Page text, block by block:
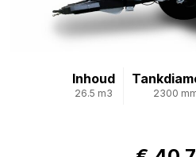
Inhoud
26.5 m3 2300